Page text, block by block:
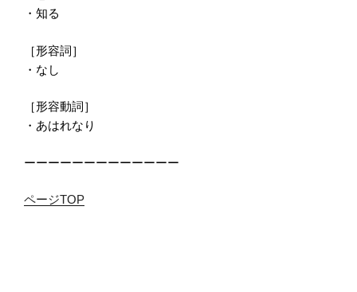
・知る
［形容詞］
・なし
［形容動詞］
・あはれなり
ーーーーーーーーーーーーー
ページTOP